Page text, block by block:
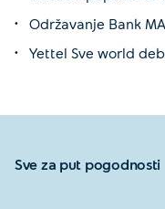
Održavanje Bank
Yettel Sve world
Sve za put pogodnosti